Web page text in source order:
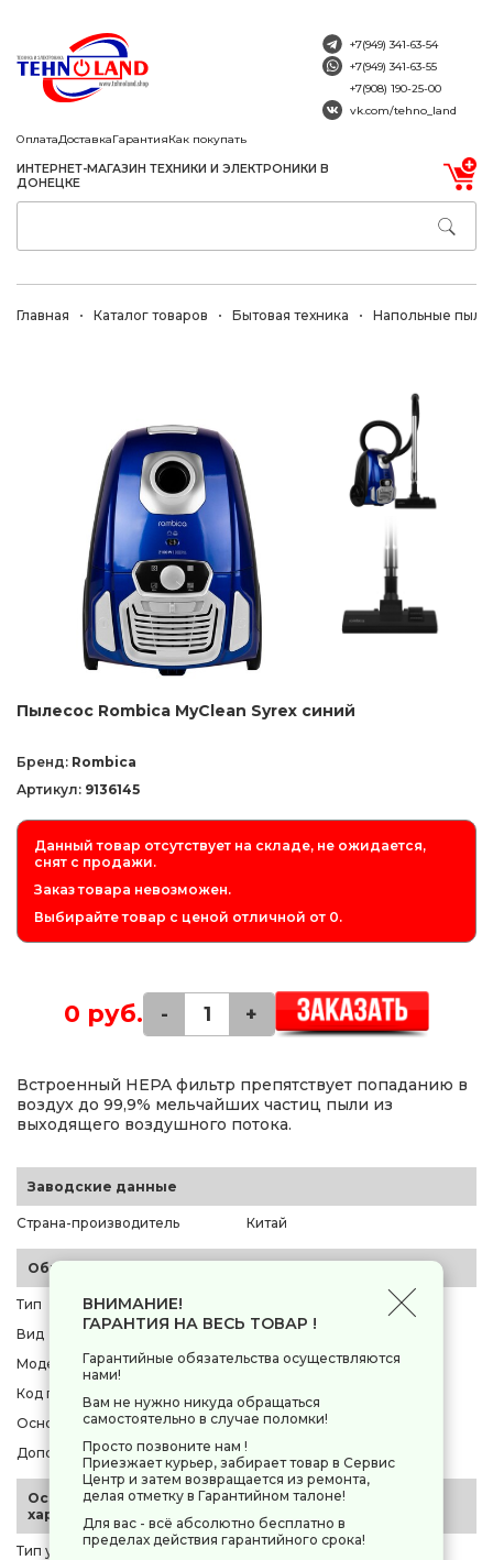
ОплатаДоставкаГарантияКак покупать
ИНТЕРНЕТ-МАГАЗИН ТЕХНИКИ И ЭЛЕКТРОНИКИ В
ДОНЕЦКЕ
+7(949) 341-63-54
+7(949) 341-63-55
+7(908) 190-25-00
vk.com/tehno_land
Главная Каталог товаров Бытовая техника Напольные
Пылесос Rombica MyClean Syrex синий
Бренд: Rombica
Артикул: 9136145
Данный товар отсутствует на складе, не ожидается,
снят с продажи.
Заказ товара невозможен.
Выбирайте товар с ценой отличной от 0.
0 руб. - +
Встроенный HEPA фильтр препятствует попаданию в
воздух до 99,9% мельчайших частиц пыли из
выходящего воздушного потока.
Заводские данные
Страна-производитель Китай
Общие параметры
Тип
Вид
обычный
Модель
Rombica MyClean Syrex
Код производителя
[NBG20D01]
Основной цвет
синий
Дополнительные цвета
Основные
характеристики
Тип уборки
сухая
ВНИМАНИЕ!
ГАРАНТИЯ НА ВЕСЬ ТОВАР !
Гарантийные обязательства осуществляются
нами!
Вам не нужно никуда обращаться
самостоятельно в случае поломки!
Просто позвоните нам !
Приезжает курьер, забирает товар в Сервис
Центр и затем возвращается из ремонта,
делая отметку в Гарантийном талоне!
Для вас - всё абсолютно бесплатно в
пределах действия гарантийного срока!